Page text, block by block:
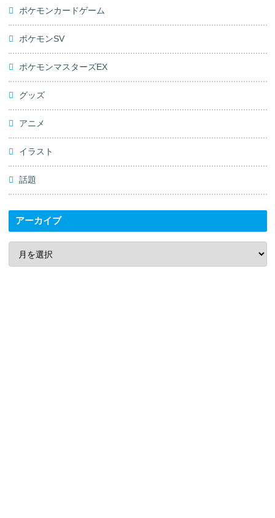
ポケモンカードゲーム
ポケモンSV
ポケモンマスターズEX
グッズ
アニメ
イラスト
話題
アーカイブ